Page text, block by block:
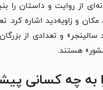
از روایت و داستان را
و زاویه‌دید اشاره
و تعدادی از
هستند.
به چه کسانی